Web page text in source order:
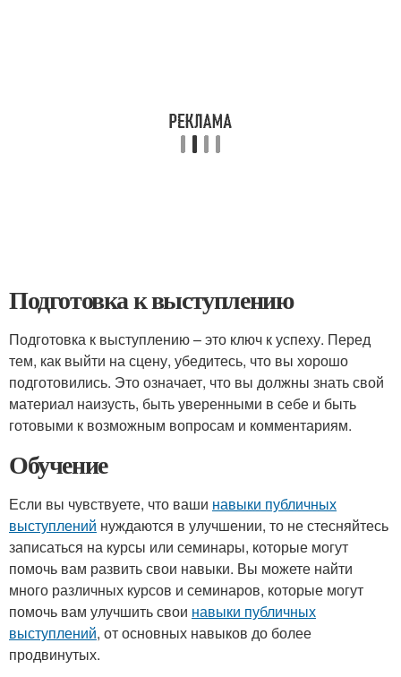
Подготовка к выступлению
Подготовка к выступлению – это ключ к успеху. Перед
тем, как выйти на сцену, убедитесь, что вы хорошо
подготовились. Это означает, что вы должны знать свой
материал наизусть, быть уверенными в себе и быть
готовыми к возможным вопросам и комментариям.
Обучение
Если вы чувствуете, что ваши навыки публичных
выступлений нуждаются в улучшении, то не стесняйтесь
записаться на курсы или семинары, которые могут
помочь вам развить свои навыки. Вы можете найти
много различных курсов и семинаров, которые могут
помочь вам улучшить свои навыки публичных
выступлений, от основных навыков до более
продвинутых.